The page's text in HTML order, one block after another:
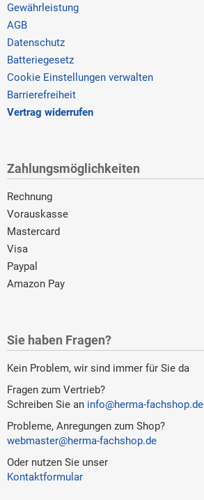
Gewährleistung
AGB
Datenschutz
Batteriegesetz
Cookie Einstellungen verwalten
Barrierefreiheit
Vertrag widerrufen
Zahlungsmöglichkeiten
Rechnung
Vorauskasse
Mastercard
Visa
Paypal
Amazon Pay
Sie haben Fragen?
Kein Problem, wir sind immer für Sie da
Fragen zum Vertrieb?
Schreiben Sie an info@herma-fachshop.de
Probleme, Anregungen zum Shop?
webmaster@herma-fachshop.de
Oder nutzen Sie unser
Kontaktformular